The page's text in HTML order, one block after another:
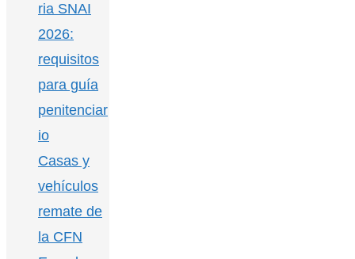
ria SNAI
2026:
requisitos
para guía
penitenciar
io
Casas y
vehículos
remate de
la CFN